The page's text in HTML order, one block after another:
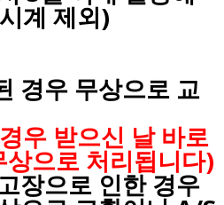
계 제외)
경우 무상으로 교
우 받으신 날 바로
으로 처리됩니다)
장으로 인한 경우